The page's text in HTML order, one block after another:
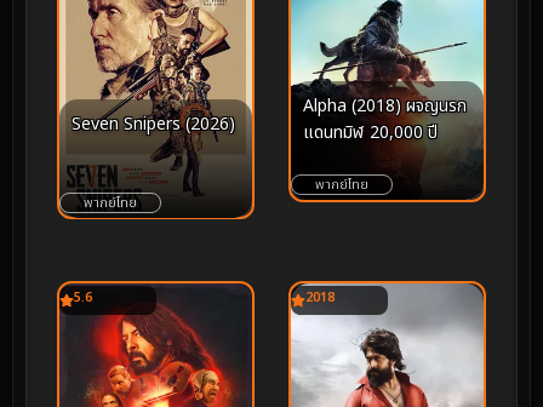
Seven Snipers (2026)
พากย์ไทย
Alpha (2018) ผจญนรก
แดนทมิฬ 20,000 ปี
พากย์ไทย
5.6 2018